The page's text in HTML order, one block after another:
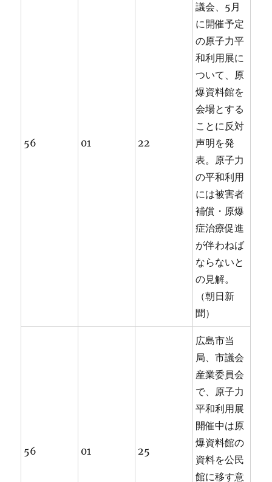
56 01 22
議会、5月
に開催予定
の原子力平
和利用展に
ついて、原
爆資料館を
会場とする
ことに反対
声明を発
表。原子力
の平和利用
には被害者
補償・原爆
症治療促進
が伴わねば
ならないと
の見解。
（朝日新
聞）
56 01 25
広島市当
局、市議会
産業委員会
で、原子力
平和利用展
開催中は原
爆資料館の
資料を公民
館に移す意